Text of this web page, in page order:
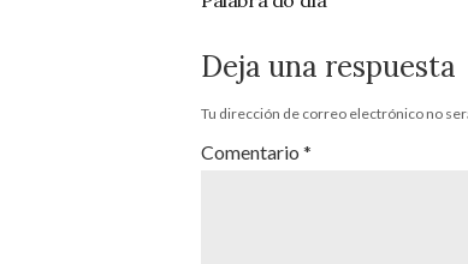
Deja una respuesta
Tu dirección de correo electrónico no
Comentario *